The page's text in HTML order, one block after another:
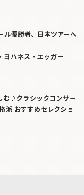
ル優勝者、日本ツアーへ
ヨハネス・エッガー
む♪クラシックコンサー
派 おすすめセレクショ